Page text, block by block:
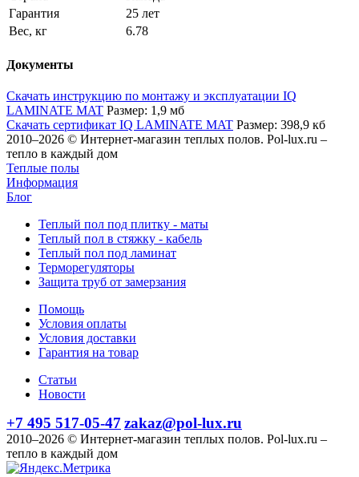
Гарантия
25 лет
Вес, кг
6.78
Документы
Скачать инструкцию по монтажу и эксплуатации IQ
LAMINATE MAT Размер: 1,9 мб
Скачать сертификат IQ LAMINATE MAT Размер: 398,9 кб
2010–2026 © Интернет-магазин теплых полов. Pol-lux.ru –
тепло в каждый дом
Теплые полы
Информация
Блог
Теплый пол под плитку - маты
Теплый пол в стяжку - кабель
Теплый пол под ламинат
Терморегуляторы
Защита труб от замерзания
Помощь
Условия оплаты
Условия доставки
Гарантия на товар
Статьи
Новости
+7 495 517-05-47 zakaz@pol-lux.ru
2010–2026 © Интернет-магазин теплых полов. Pol-lux.ru –
тепло в каждый дом